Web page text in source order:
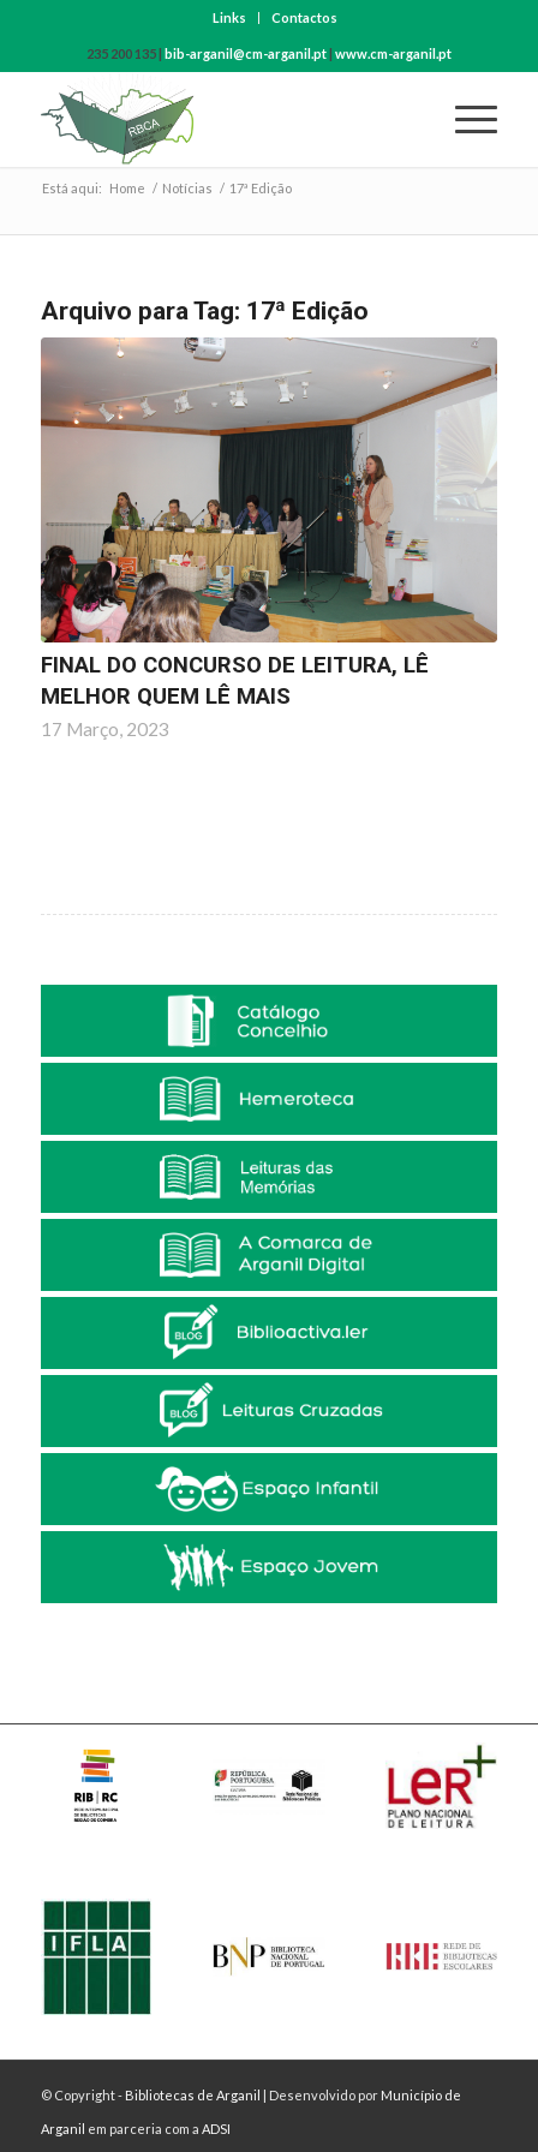
Links Contactos
235 200 135 | bib-arganil@cm-arganil.pt| www.cm-arganil.pt
Está aqui: Home / Notícias / 17ª Edição
Arquivo para Tag: 17ª Edição
FINAL DO CONCURSO DE LEITURA, LÊ
MELHOR QUEM LÊ MAIS
17 Março, 2023
© Copyright - Bibliotecas de Arganil | Desenvolvido por Município de
Arganil em parceria com a ADSI